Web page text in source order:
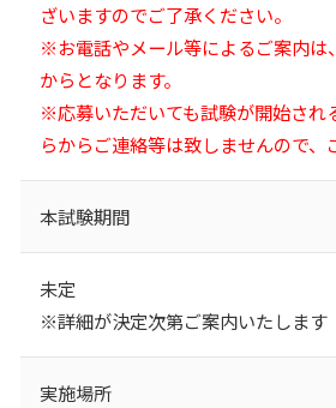
ざいますのでご了承ください。
※お電話やメール等によるご案内は
からとなります。
※応募いただいても試験が開始され
らからご連絡等は致しませんので、
本試験期間
未定
※詳細が決定次第ご案内いたします
実施場所